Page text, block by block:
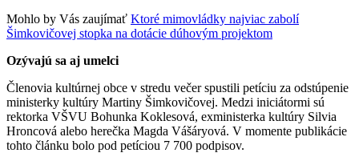
Mohlo by Vás zaujímať Ktoré mimovládky najviac zabolí
Šimkovičovej stopka na dotácie dúhovým projektom
Ozývajú sa aj umelci
Členovia kultúrnej obce v stredu večer spustili petíciu za odstúpenie
ministerky kultúry Martiny Šimkovičovej. Medzi iniciátormi sú
rektorka VŠVU Bohunka Koklesová, exministerka kultúry Silvia
Hroncová alebo herečka Magda Vášáryová. V momente publikácie
tohto článku bolo pod petíciou 7 700 podpisov.